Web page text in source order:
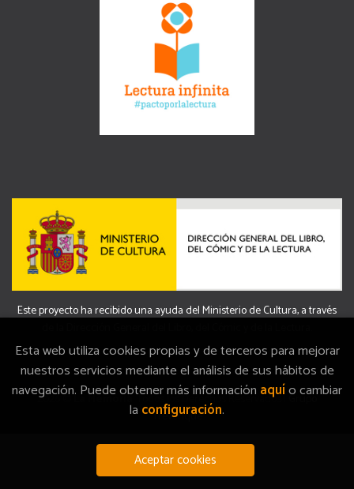
Este proyecto ha recibido una ayuda del Ministerio de Cultura, a través
2026 ©La Memòria. Todos los Derechos Reservados | Grupo
Trevenque
Esta web utiliza cookies propias y de terceros para mejorar
nuestros servicios mediante el análisis de sus hábitos de
navegación. Puede obtener más información aquío cambiar
la configuración.
Aceptar cookies